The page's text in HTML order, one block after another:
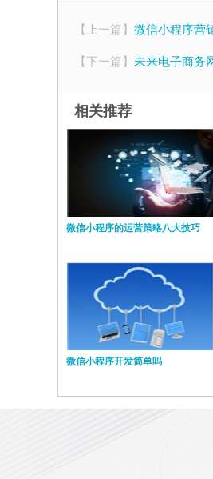
【上一篇】 微信小程序营
【下一篇】 未来电子商务
相关推荐
微信小程序的运营策略八大技巧
微信小程序开发简单吗